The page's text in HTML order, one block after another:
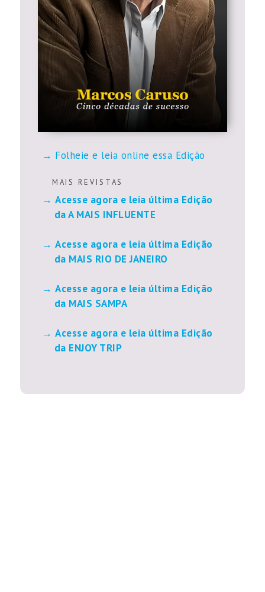
Folheie e leia online essa Edição
M A I S R E V I S T A S
Acesse agora e leia última Edição
da A MAIS INFLUENTE
Acesse agora e leia última Edição
da MAIS RIO DE JANEIRO
Acesse agora e leia última Edição
da MAIS SAMPA
Acesse agora e leia última Edição
da ENJOY TRIP